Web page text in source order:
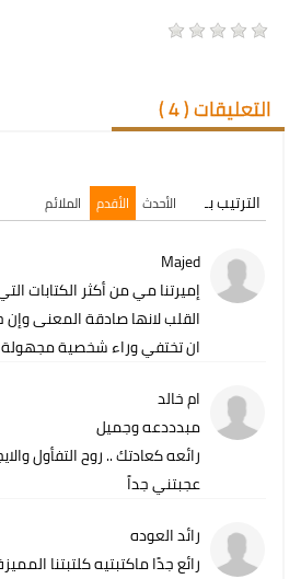
التعليقات (4
)
الترتيب بـ الأحدث الأقدم الملائم
Majed
إميرتنا مي من أكثر الكتابات
القلب لانها صادقة المعنى
ان تختفي وراء شخصية مجهولة
ام خالد
مبدددعه وجميل
رائعه كعادتك .. روح التفأول
عجبتني جداً
رائد العوده
رائع جدًا ماكتبتيه كلتبتنا